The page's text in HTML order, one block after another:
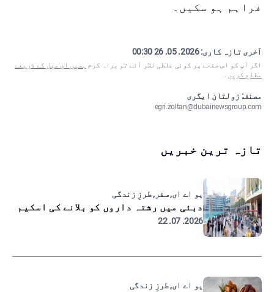
فراہم ہو سکیں۔
آخری تازہ کاری:2026. 05. 26 00:30
اگر آپ کو اس صفحے پر کوئی غلطی نظر آئے تو براہ کرم ہمیں ای میل کے ذریعے
مطلع کریں ۔
مصنف: زولتان ایگری
egri.zoltan@dubainewsgroup.com
تازہ ترین خبریں
یو اے ای, سفر, طرزِ زندگی
دبئی میں رشتہ داروں کو بلانے کی اسکیم
2026. 07. 22
یو اے ای, طرزِ زندگی